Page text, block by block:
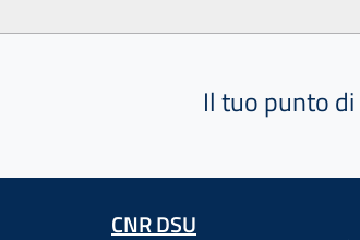
Il tuo punto
CNR DSU